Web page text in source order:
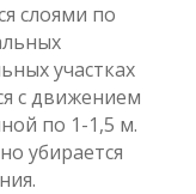
слоями по
участках
с движением
по 1-1,5 м.
убирается